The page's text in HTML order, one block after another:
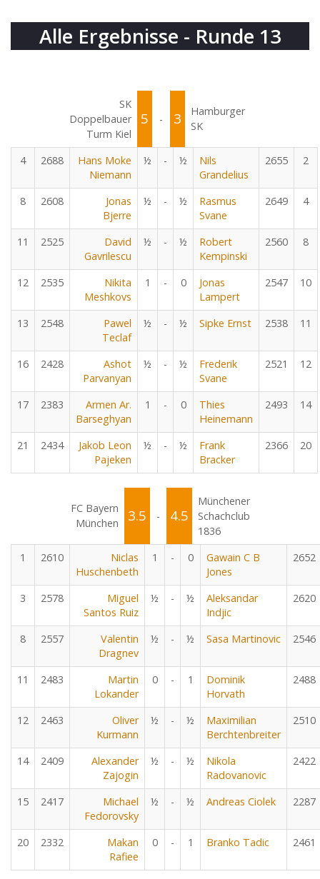
Alle Ergebnisse - Runde 13
SK
Doppelbauer
Turm Kiel
5 - 3
Hamburger
SK
4 2688
Hans Moke
Niemann
½ - ½
Nils
Grandelius
2655 2
8 2608
Jonas
Bjerre
½ - ½
Rasmus
Svane
2649 4
11 2525
David
Gavrilescu
½ - ½
Robert
Kempinski
2560 8
12 2535
Nikita
Meshkovs
1 - 0
Jonas
Lampert
2547 10
13 2548
Pawel
Teclaf
½ - ½ Sipke Ernst 2538 11
16 2428
Ashot
Parvanyan
½ - ½
Frederik
Svane
2521 12
17 2383
Armen Ar.
Barseghyan
1 - 0
Thies
Heinemann
2493 14
21 2434
Jakob Leon
Pajeken
½ - ½
Frank
Bracker
2366 20
FC Bayern
München
3.5 - 4.5
Münchener
Schachclub
1836
1
2610
Niclas
Huschenbeth
1 - 0
Gawain C B
Jones
2652
3 2578
Miguel
Santos Ruiz
½ - ½
Aleksandar
Indjic
2620
8 2557
Valentin
Dragnev
½ - ½ Sasa Martinovic 2546
11 2483
Martin
Lokander
0 - 1
Dominik
Horvath
2488
12 2463
Oliver
Kurmann
½ - ½
Maximilian
Berchtenbreiter
2510
14 2409
Alexander
Zajogin
½ - ½
Nikola
Radovanovic
2422
15 2417
Michael
Fedorovsky
½ - ½ Andreas Ciolek 2287
20 2332
Makan
Rafiee
0 - 1 Branko Tadic 2461